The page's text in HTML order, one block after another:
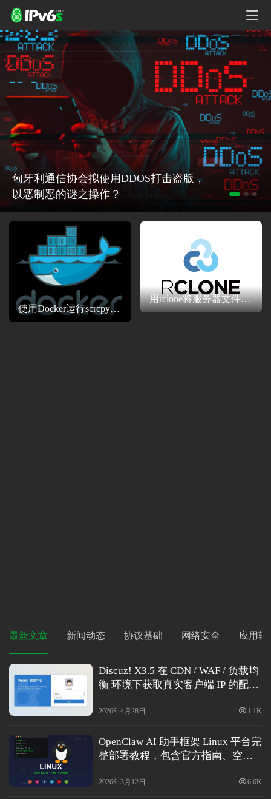
匈牙利通信协会拟使用DDOS打击盗版，
以恶制恶的谜之操作？
使用Docker运行scrcpy-ws：实现Android web远程桌面
用rclone将服务器文件全自动同步到OneDrive网盘完整教程 以宝塔面板环境为例
最新文章 新闻动态 协议基础 网络安全 应用软
Discuz! X3.5 在 CDN / WAF / 负载均
衡 环境下获取真实客户端 IP 的配置
2026年4月28日 1.1K
OpenClaw AI 助手框架 Linux 平台完
整部署教程，包含官方指南、空白
问题解决(2026最新版)
2026年3月12日 6.6K